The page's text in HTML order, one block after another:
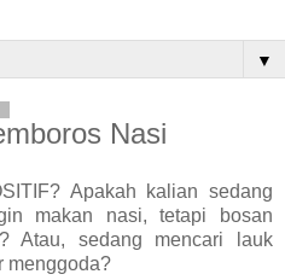
▼
Nasi
Apakah kalian sedang
makan nasi, tetapi bosan
Atau, sedang mencari lauk
menggoda?